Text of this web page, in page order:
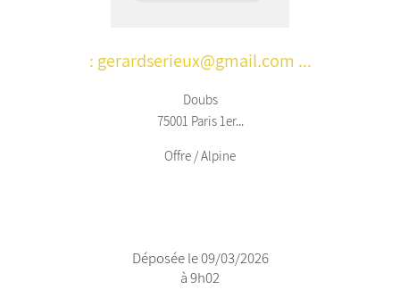
: gerardserieux@gmail.com ...
Doubs
75001 Paris 1er...
Offre / Alpine
Déposée le 09/03/2026
à 9h02